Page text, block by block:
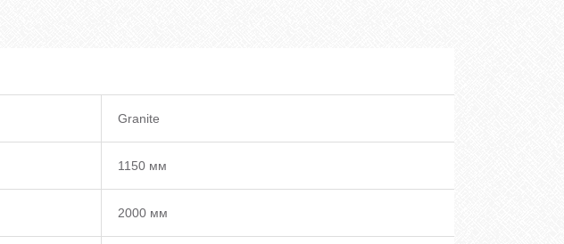
Granite
1150 мм
2000 мм